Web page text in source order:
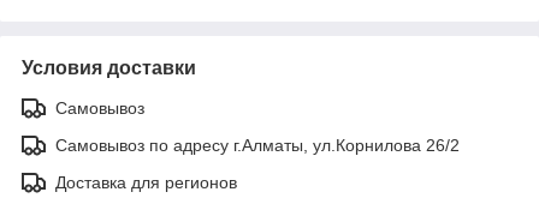
Условия доставки
Самовывоз
Самовывоз по адресу г.Алматы, ул.Корнилова 26/2
Доставка для регионов